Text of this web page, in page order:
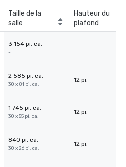
Taille de la
salle
Hauteur du
plafond
3 154 pi. ca.
-
-
2 585 pi. ca.
30 x 81 pi. ca.
12 pi.
1 745 pi. ca.
30 x 55 pi. ca.
12 pi.
840 pi. ca.
30 x 26 pi. ca.
12 pi.